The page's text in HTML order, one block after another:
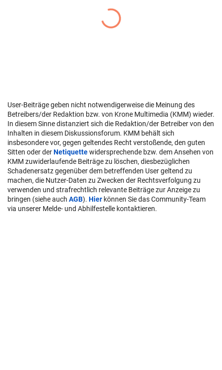
User-Beiträge geben nicht notwendigerweise die Meinung des
Betreibers/der Redaktion bzw. von Krone Multimedia (KMM) wieder.
In diesem Sinne distanziert sich die Redaktion/der Betreiber von den
Inhalten in diesem Diskussionsforum. KMM behält sich
insbesondere vor, gegen geltendes Recht verstoßende, den guten
Sitten oder derNetiquettewidersprechende bzw. dem Ansehen von
KMM zuwiderlaufende Beiträge zu löschen, diesbezüglichen
Schadenersatz gegenüber dem betreffenden User geltend zu
machen, die Nutzer-Daten zu Zwecken der Rechtsverfolgung zu
verwenden und strafrechtlich relevante Beiträge zur Anzeige zu
bringen (siehe auch AGB). Hier können Sie das Community-Team
via unserer Melde- und Abhilfestelle kontaktieren.